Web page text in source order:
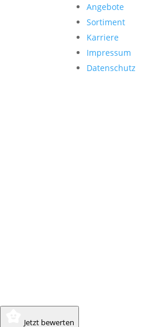
Angebote
Sortiment
Karriere
Impressum
Datenschutz
Jetzt bewerten